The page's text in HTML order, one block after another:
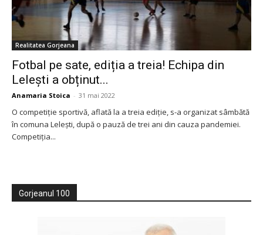
Realitatea Gorjeana
Fotbal pe sate, ediția a treia! Echipa din
Lelești a obținut...
Anamaria Stoica - 31 mai 2022
O competiție sportivă, aflată la a treia ediție, s-a organizat sâmbătă
în comuna Lelești, după o pauză de trei ani din cauza pandemiei.
Competiția...
Gorjeanul 100